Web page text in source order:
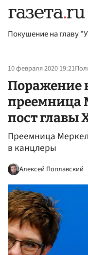
Покушение на главу
10 февраля 2020 19:21
Поражение
преемница
пост главы
Преемница
в канцлеры
Алексей Поплавский